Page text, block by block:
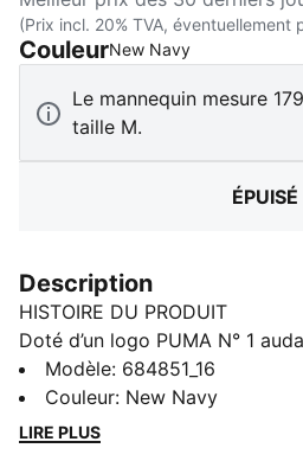
(Prix incl. 20% TVA, éventuellement
CouleurNew Navy:
Le mannequin mesure
taille M.
ÉPUISÉ
Description
HISTOIRE DU PRODUIT
Doté d’un logo PUMA N° 1
se compose d’une veste à col
pantalon à taille élastique. Le
réglable et les bordures
Modèle: 684851_16
Couleur: New Navy
LIRE PLUS